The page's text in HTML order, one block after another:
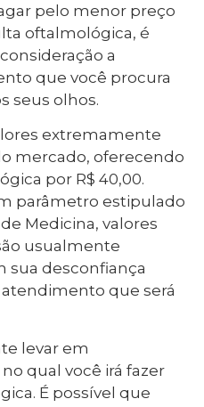
pelo menor preço
oftalmológica, é
a
que você procura
seus olhos.
extremamente
mercado, oferecendo
por R$ 40,00.
parâmetro estipulado
Medicina, valores
usualmente
sua desconfiança
que será
levar em
qual você irá fazer
É possível que